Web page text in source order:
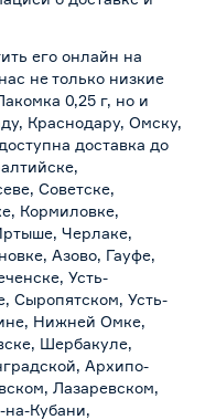
его онлайн на
не только низкие
0,25 г, но и
Краснодару, Омску,
доставка до
Советске,
Кормиловке,
Черлаке,
Азово, Гауфе,
Усть-
Сыропятском, Усть-
Нижней Омке,
Шербакуле,
Архипо-
Лазаревском,
на-Кубани,